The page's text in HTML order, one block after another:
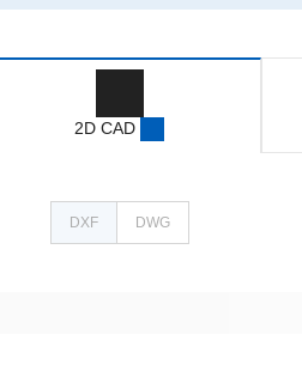
2D CAD
DXF DWG